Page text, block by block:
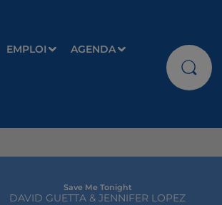
EMPLOI AGENDA
Save Me Tonight
DAVID GUETTA & JENNIFER LOPEZ